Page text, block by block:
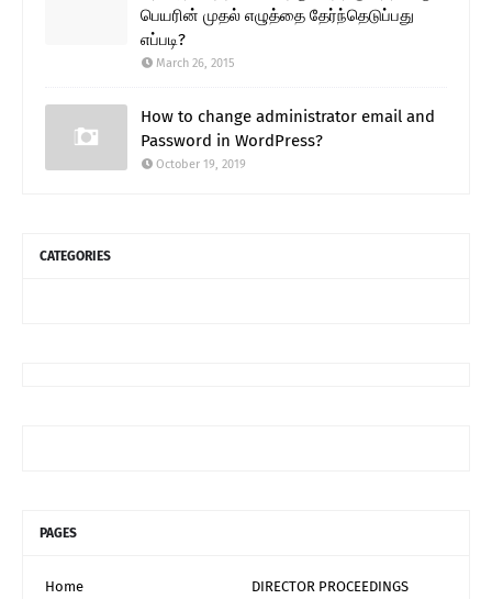
பெயரின் முதல் எழுத்தை தேர்ந்தெடுப்பது
எப்படி?
March 26, 2015
How to change administrator email and
Password in WordPress?
October 19, 2019
CATEGORIES
PAGES
Home
DIRECTOR PROCEEDINGS